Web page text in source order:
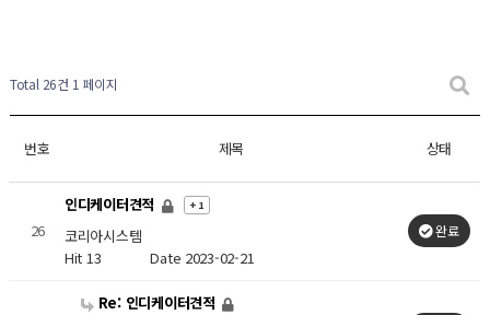
Total 26건 1 페이지
번호 제목 상태
26
인디케이터견적 + 1
코리아시스템
Hit 13Date 2023-02-21
완료
Re: 인디케이터견적